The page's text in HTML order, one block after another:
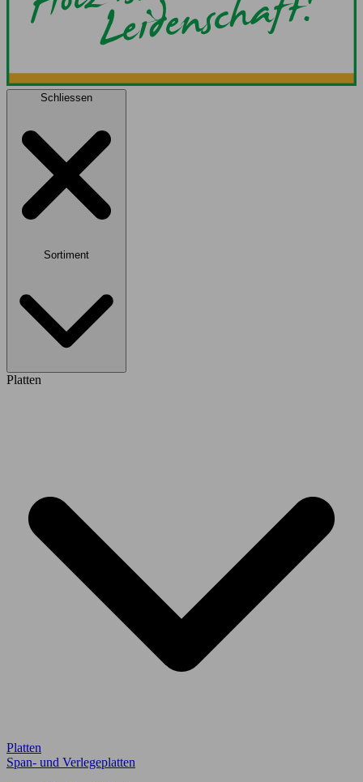
Schliessen
Sortiment
Platten
Platten
Span- und Verlegeplatten